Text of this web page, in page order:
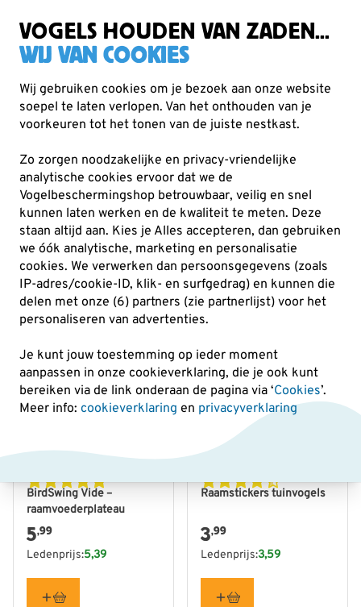
VOGELS HOUDEN VAN ZADEN...
WIJ VAN COOKIES
Wij gebruiken cookies om je bezoek aan onze website
soepel te laten verlopen. Van het onthouden van je
voorkeuren tot het tonen van de juiste nestkast.
Zo zorgen noodzakelijke en privacy-vriendelijke
analytische cookies ervoor dat we de
Vogelbeschermingshop betrouwbaar, veilig en snel
kunnen laten werken en de kwaliteit te meten. Deze
staan altijd aan. Kies je Alles accepteren, dan gebruiken
we óók analytische, marketing en personalisatie
cookies. We verwerken dan persoonsgegevens (zoals
IP-adres/cookie-ID, klik- en surfgedrag) en kunnen die
delen met onze (6) partners (zie partnerlijst) voor het
personaliseren van advertenties.
Je kunt jouw toestemming op ieder moment
aanpassen in onze cookieverklaring, die je ook kunt
bereiken via de link onderaan de pagina via ‘Cookies’.
Meer info: cookieverklaring en privacyverklaring
Voederhuisjes & -silo's
Met raamvoederhuisjes haal je vogels letterlijk dichterbij.
Deze compacte voederhuisjes bevestig je eenvoudig aan
je raam, ideaal voor een balkon of k Lees meer
16producten
BirdSwing Vide –
raamvoederplateau
5,99
Ledenprijs:5,39
Raamstickers tuinvogels
3,99
Ledenprijs:3,59